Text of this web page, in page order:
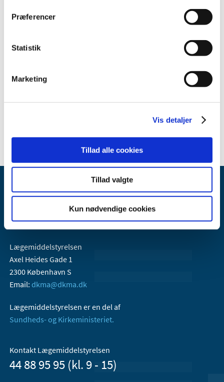
Præferencer
Statistik
Marketing
Vis detaljer
Tillad alle cookies
Tillad valgte
Kun nødvendige cookies
juni (1)
marts (2)
2008 (8)
Lægemiddelstyrelsen
Axel Heides Gade 1
2300 København S
Email: dkma@dkma.dk
Lægemiddelstyrelsen er en del af
Sundheds- og Kirkeministeriet.
Kontakt Lægemiddelstyrelsen
44 88 95 95 (kl. 9 - 15)